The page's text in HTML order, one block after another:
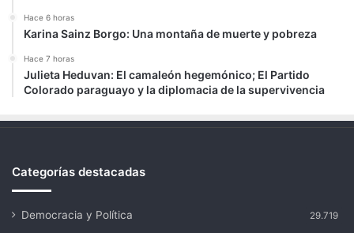
Hace 6 horas
Karina Sainz Borgo: Una montaña de muerte y pobreza
Hace 7 horas
Julieta Heduvan: El camaleón hegemónico; El Partido
Colorado paraguayo y la diplomacia de la supervivencia
Categorías destacadas
Democracia y Política 29.719